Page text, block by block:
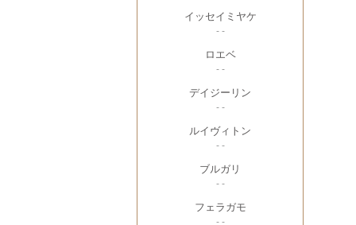
イッセイミヤケ
- -
ロエベ
- -
デイジーリン
- -
ルイヴィトン
- -
ブルガリ
- -
フェラガモ
- -